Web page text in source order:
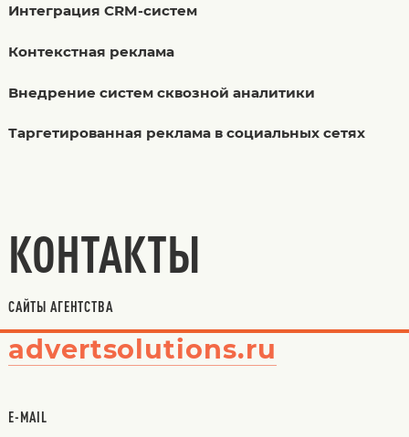
Интеграция CRM-систем
Контекстная реклама
Внедрение систем сквозной аналитики
Таргетированная реклама в социальных сетях
КОНТАКТЫ
САЙТЫ АГЕНТСТВА
advertsolutions.ru
E-MAIL